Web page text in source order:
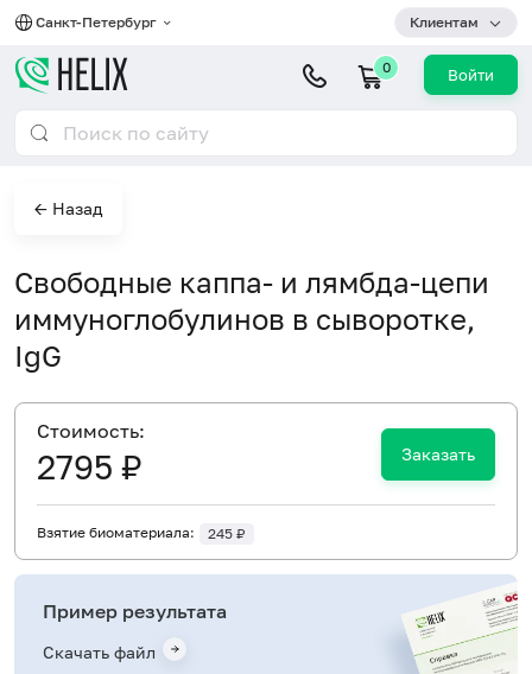
Санкт-Петербург Клиентам
0 Войти
← Назад
Свободные каппа- и лямбда-цепи
иммуноглобулинов в сыворотке,
IgG
Cтоимость:
2795 ₽ Заказать
Взятие биоматериала: 245 ₽
Пример результата
Скачать файл